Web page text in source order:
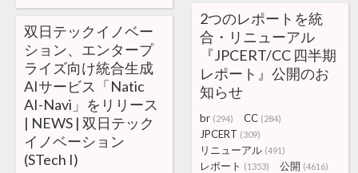
2つのレポートを統
合・リニューアル
『JPCERT/CC 四半期
レポート』公開のお
知らせ
br (294) CC (284)
JPCERT (309)
リニューアル (491)
レポート (1353) 公開 (4616)
双日テックイノベー
ション、エンタープ
ライズ向け統合生成
AIサービス「Natic
AI-Navi」をリリース
| NEWS | 双日テック
イノベーション
(STech I)